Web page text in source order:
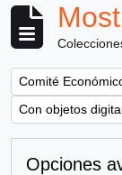
Remove filter:
Comité
Remove filter:
Con objetos
Opciones